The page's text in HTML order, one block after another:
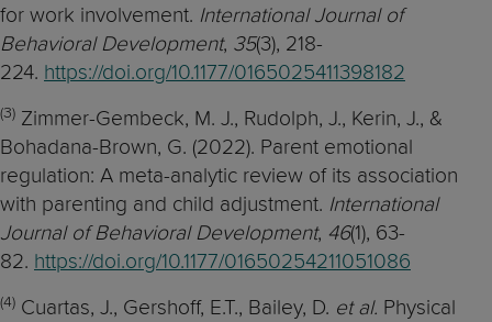
for work involvement. International Journal of
Behavioral Development, 35(3), 218-
224. https://doi.org/10.1177/0165025411398182
(3) Zimmer-Gembeck, M. J., Rudolph, J., Kerin, J., &
Bohadana-Brown, G. (2022). Parent emotional
regulation: A meta-analytic review of its association
with parenting and child adjustment. International
Journal of Behavioral Development, 46(1), 63-
82. https://doi.org/10.1177/01650254211051086
(4) Cuartas, J., Gershoff, E.T., Bailey, D. et al. Physical